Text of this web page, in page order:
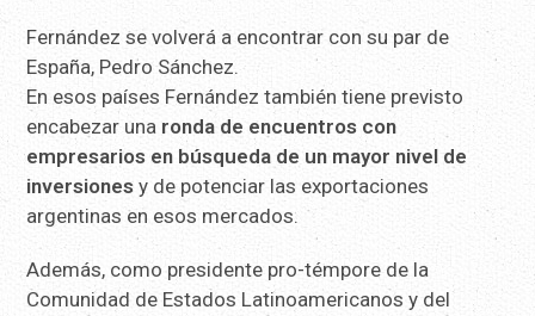
Fernández se volverá a encontrar con su par de
España, Pedro Sánchez.
En esos países Fernández también tiene previsto
encabezar una ronda de encuentros con
empresarios en búsqueda de un mayor nivel de
inversiones y de potenciar las exportaciones
argentinas en esos mercados.
Además, como presidente pro-témpore de la
Comunidad de Estados Latinoamericanos y del